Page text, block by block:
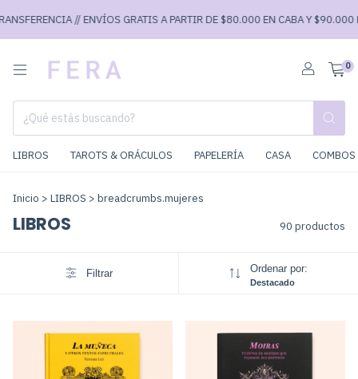
// ENVÍOS GRATIS A PARTIR DE $80.000 EN CABA Y $90.000 EN EL
0
LIBROS TAROTS & ORÁCULOS PAPELERÍA CASA
Inicio > LIBROS > breadcrumbs.mujeres
LIBROS 90 productos
Filtrar Ordenar por:
Destacado